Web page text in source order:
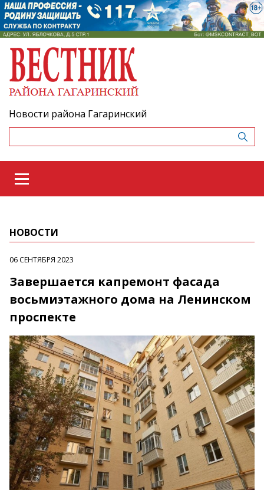
Новости района Гагаринский
НОВОСТИ
06 СЕНТЯБРЯ 2023
Завершается капремонт фасада
восьмиэтажного дома на Ленинском
проспекте